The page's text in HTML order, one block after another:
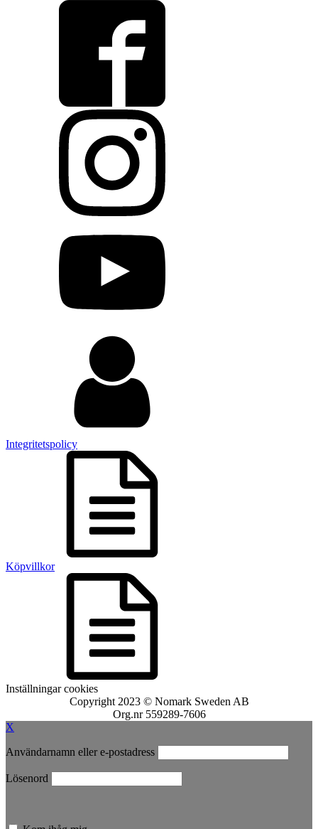
Integritetspolicy
Köpvillkor
Inställningar cookies
Copyright 2023 © Nomark Sweden AB
Org.nr 559289-7606
X
Användarnamn eller e-postadress
Lösenord